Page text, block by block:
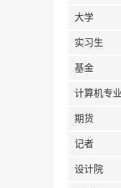
大学
实习生
基金
计算机专业
期货
记者
设计院